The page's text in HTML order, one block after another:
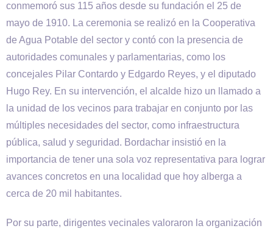
conmemoró sus 115 años desde su fundación el 25 de
mayo de 1910. La ceremonia se realizó en la Cooperativa
de Agua Potable del sector y contó con la presencia de
autoridades comunales y parlamentarias, como los
concejales Pilar Contardo y Edgardo Reyes, y el diputado
Hugo Rey. En su intervención, el alcalde hizo un llamado a
la unidad de los vecinos para trabajar en conjunto por las
múltiples necesidades del sector, como infraestructura
pública, salud y seguridad. Bordachar insistió en la
importancia de tener una sola voz representativa para lograr
avances concretos en una localidad que hoy alberga a
cerca de 20 mil habitantes.
Por su parte, dirigentes vecinales valoraron la organización